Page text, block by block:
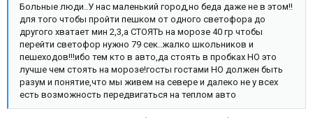
Больные люди..У нас маленький город,но беда даже не в этом!!
для того чтобы пройти пешком от одного светофора до
другого хватает мин 2,3,а СТОЯТЬ на морозе 40 гр чтобы
перейти светофор нужно 79 сек..жалко школьников и
пешеходов!!!ибо тем кто в авто,да стоять в пробках НО это
лучше чем стоять на морозе!госты гостами НО должен быть
разум и понятие,что мы живем на севере и далеко не у всех
есть возможность передвигаться на теплом авто